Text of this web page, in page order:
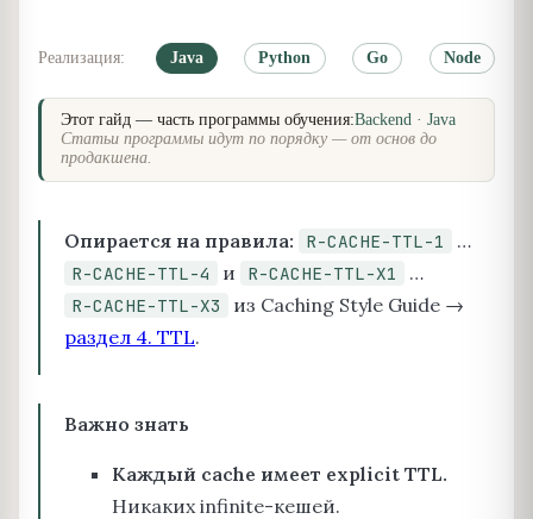
Реализация: Java Python Go Node
Этот гайд — часть программы обучения:Backend · Java
Статьи программы идут по порядку — от основ до
продакшена.
Опирается на правила: R-CACHE-TTL-1 …
R-CACHE-TTL-4 и R-CACHE-TTL-X1 …
R-CACHE-TTL-X3
из Caching Style Guide →
раздел 4. TTL.
Важно знать
Каждый cache имеет explicit TTL.
Никаких infinite-кешей.